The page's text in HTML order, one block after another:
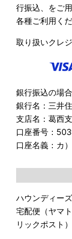
行振込、をご
各種ご利用くだ
取り扱いクレ
銀行振込の場
銀行名：三井
支店名：葛西
口座番号：
口座名義：カ
ハウンディー
宅配便（ヤマ
リックポスト